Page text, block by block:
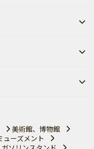
美術館、博物館
ューズメント